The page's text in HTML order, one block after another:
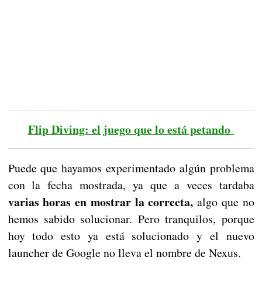
Flip Diving: el juego que lo está petando
Puede que hayamos experimentado algún problema
con la fecha mostrada, ya que a veces tardaba
varias horas en mostrar la correcta, algo que no
hemos sabido solucionar. Pero tranquilos, porque
hoy todo esto ya está solucionado y el nuevo
launcher de Google no lleva el nombre de Nexus.